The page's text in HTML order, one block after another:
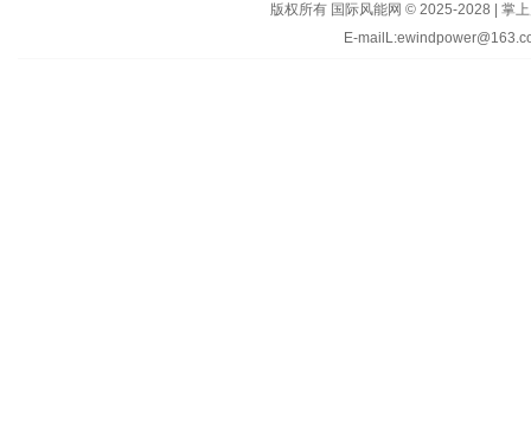
版权所有 国际风能网 © 2025-2028 | 掌
E-